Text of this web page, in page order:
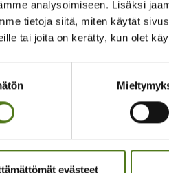
analysoimiseen. Lisäksi
tietoja siitä, miten käytät
tai joita on kerätty, kun olet
evästeet